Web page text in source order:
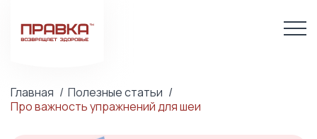
Главная
Полезные статьи
Про важность упражнений для шеи